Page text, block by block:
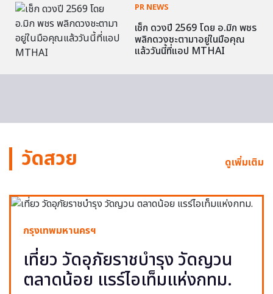
PR NEWS
เช็ก ดวงปี 2569 โดย อ.มิก พชร
พลิกดวงชะตามาอยู่ในมือคุณ
แล้ววันนี้ที่แอป MTHAI
วัดสวย ดูเพิ่มเติม
กรุงเทพมหานครฯ
เที่ยว วัดอุภัยราชบำรุง วัดญวน
ตลาดน้อย แรร์ไอเท็มแห่งกทม.